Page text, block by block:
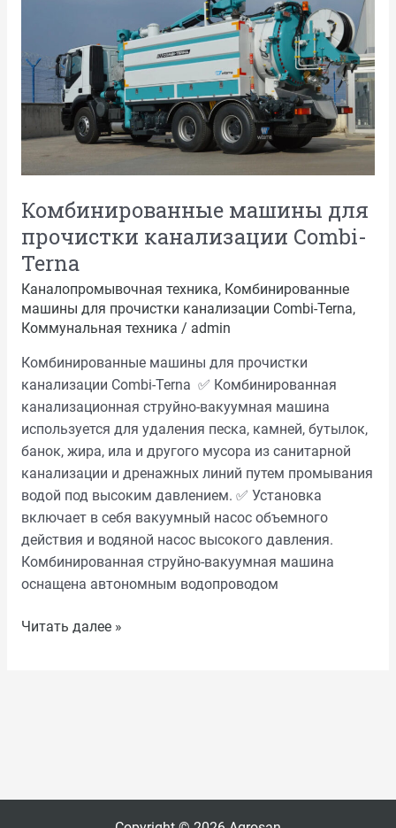
Комбинированные машины для
прочистки канализации Combi-
Terna
Каналопромывочная техника, Комбинированные
машины для прочистки канализации Combi-Terna,
Коммунальная техника / admin
Комбинированные машины для прочистки
канализации Combi-Terna ✅ Комбинированная
канализационная струйно-вакуумная машина
используется для удаления песка, камней, бутылок,
банок, жира, ила и другого мусора из санитарной
канализации и дренажных линий путем промывания
водой под высоким давлением. ✅ Установка
включает в себя вакуумный насос объемного
действия и водяной насос высокого давления.
Комбинированная струйно-вакуумная машина
оснащена автономным водопроводом
прочистки
канализации
Combi-
Читать далее »